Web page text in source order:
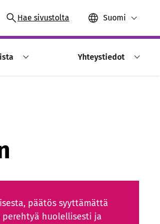
Hae sivustolta Suomi
Yhteystiedot
päätös syyttämättä
huolellisesti ja